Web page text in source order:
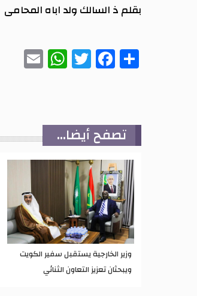
بقلم ذ السالك ولد اباه المحامى
Share
Facebook
Twitter
تصفح أيضا...
وزير الخارجية يستقبل سفير الكويت
ويبحثان تعزيز التعاون الثنائي